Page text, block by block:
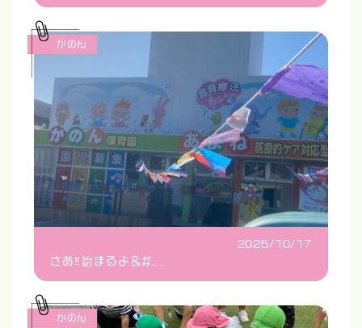
2025/10/17
さあ‼️始まるよ&#...
かのん
かのん